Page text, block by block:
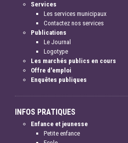
Services
Les services municipaux
Contactez nos services
Publications
Le Journal
Logotype
Les marchés publics en cours
Offre d'emploi
Enquêtes publiques
INFOS PRATIQUES
Enfance et jeunesse
Petite enfance